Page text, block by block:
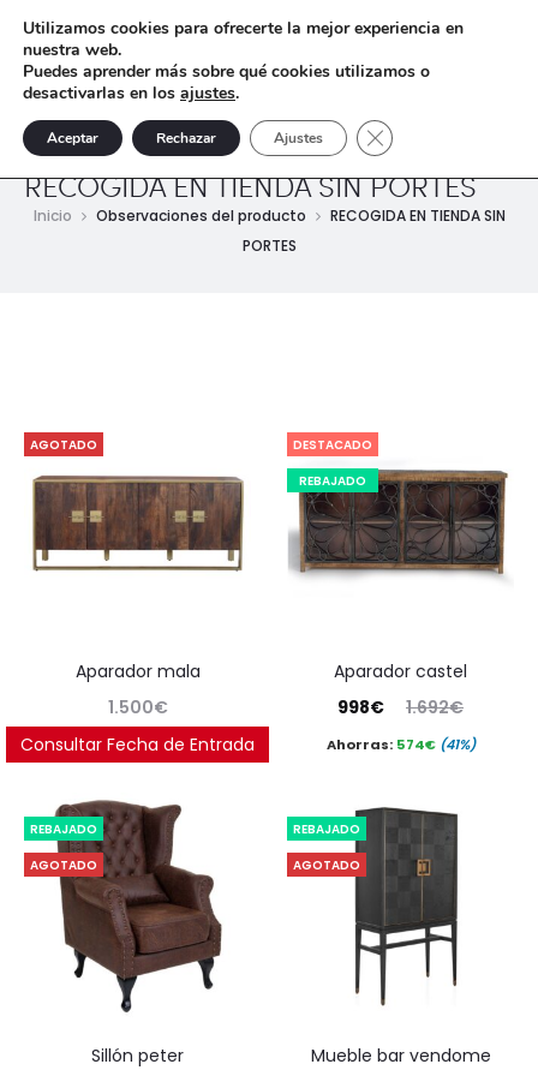
RECOGIDA EN TIENDA SIN PORTES
Inicio Observaciones del producto
RECOGIDA EN TIENDA SIN
PORTES
AGOTADO
aparador mala
1.500€
Consultar Fecha de Entrada
DESTACADO
REBAJADO
aparador castel
1.692€
El
precio
era:
1.692€.
998€
precio
es:
998€.
Ahorras: 574€ (41%)
REBAJADO
AGOTADO
sillón peter
REBAJADO
AGOTADO
mueble bar vendome
Utilizamos cookies para ofrecerte la mejor experiencia en
nuestra web.
Puedes aprender más sobre qué cookies utilizamos o
desactivarlas en los ajustes.
Aceptar Rechazar Ajustes Cerrar el banner de